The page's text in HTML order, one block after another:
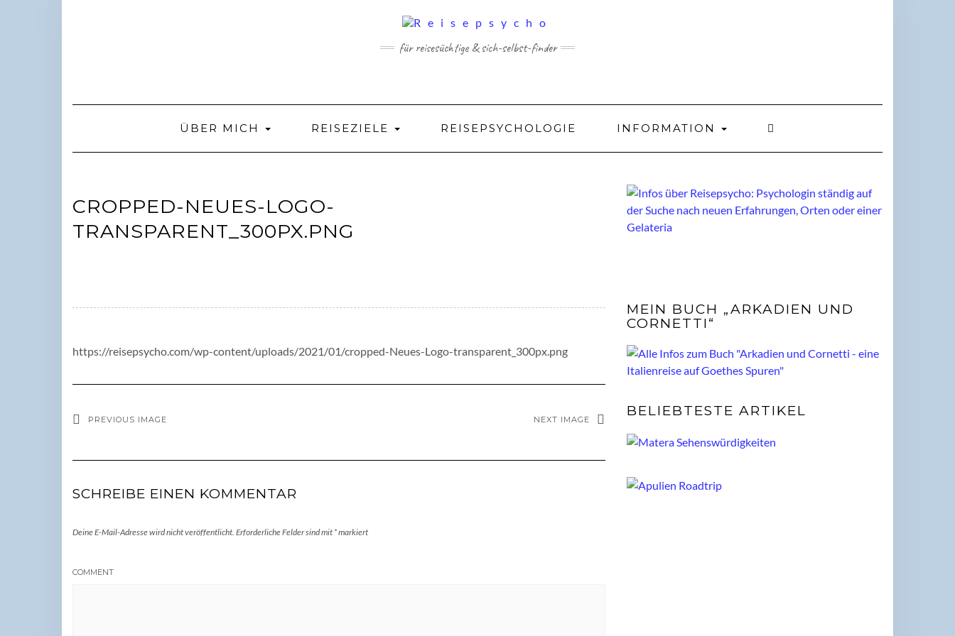
für reisesüchtige & sich-selbst-finder
ÜBER MICH REISEZIELE REISEPSYCHOLOGIE INFORMATION
CROPPED-NEUES-LOGO-
TRANSPARENT_300PX.PNG
https://reisepsycho.com/wp-content/uploads/2021/01/cropped-Neues-Logo-transparent_300px.png
PREVIOUS IMAGE NEXT IMAGE
SCHREIBE EINEN KOMMENTAR
Deine E-Mail-Adresse wird nicht veröffentlicht. Erforderliche Felder sind mit *markiert
COMMENT
MEIN BUCH „ARKADIEN UND
CORNETTI“
BELIEBTESTE ARTIKEL